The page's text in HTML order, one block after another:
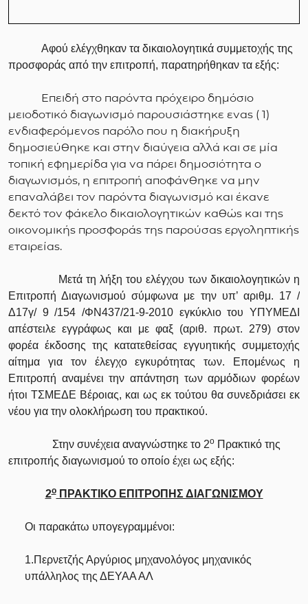
Αφού ελέγχθηκαν τα δικαιολογητικά συμμετοχής της
προσφοράς από την επιτροπή, παρατηρήθηκαν τα εξής:
Επειδή στο παρόντα πρόχειρο δημόσιο
μειοδοτικό διαγωνισμό παρουσιάστηκε ενας ( 1)
ενδιαφερόμενος παρόλο που η διακήρυξη
δημοσιεύθηκε και στην διαύγεια αλλά και σε μία
τοπική εφημερίδα για να πάρει δημοσιότητα ο
διαγωνισμός, η επιτροπή αποφάνθηκε να μην
επαναλάβει τον παρόντα διαγωνισμό και έκανε
δεκτό τον φάκελο δικαιολογητικών καθώς και της
οικονομικής προσφοράς της παρούσας εργοληπτικής
εταιρείας.
Μετά τη λήξη του ελέγχου των δικαιολογητικών η
Επιτροπή Διαγωνισμού σύμφωνα με την υπ’ αριθμ. 17 /
Δ17γ/ 9 /154 /ΦΝ437/21-9-2010 εγκύκλιο του ΥΠΥΜΕΔΙ
απέστειλε εγγράφως και με φαξ (αριθ. πρωτ. 279) στον
φορέα έκδοσης της κατατεθείσας εγγυητικής συμμετοχής
αίτημα για τον έλεγχο εγκυρότητας των. Επομένως η
Επιτροπή αναμένει την απάντηση των αρμόδιων φορέων
ήτοι ΤΣΜΕΔΕ Βέροιας, και ως εκ τούτου θα συνεδριάσει εκ
νέου για την ολοκλήρωση του πρακτικού.
Στην συνέχεια αναγνώστηκε το 2ο Πρακτικό της
επιτροπής διαγωνισμού το οποίο έχει ως εξής:
2οΠΡΑΚΤΙΚΟ ΕΠΙΤΡΟΠΗΣ ΔΙΑΓΩΝΙΣΜΟΥ
Οι παρακάτω υπογεγραμμένοι:
1.Περνετζής Αργύριος μηχανολόγος μηχανικός
υπάλληλος της ΔΕΥΑΑ ΑΛ